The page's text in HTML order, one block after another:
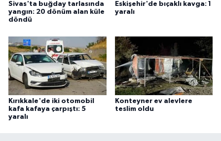
Sivas'ta buğday tarlasında
yangın: 20 dönüm alan küle
döndü
Eskişehir'de bıçaklı kavga: 1
yaralı
Kırıkkale'de iki otomobil
kafa kafaya çarpıştı: 5
yaralı
Konteyner ev alevlere
teslim oldu